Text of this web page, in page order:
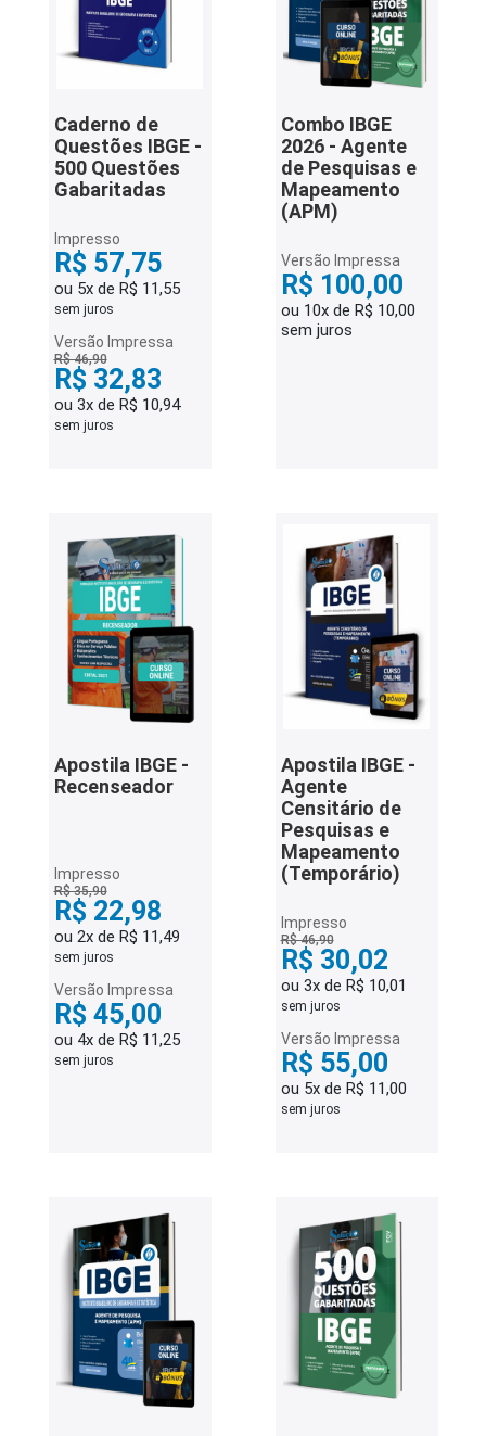
Caderno de
Questões IBGE -
500 Questões
Gabaritadas
Impresso
R$ 57,75
ou 5x de R$ 11,55
sem juros
Versão Impressa
R$ 46,90
R$ 32,83
ou 3x de R$ 10,94
sem juros
Combo IBGE
2026 - Agente
de Pesquisas e
Mapeamento
(APM)
Versão Impressa
R$ 100,00
ou 10x de R$ 10,00
sem juros
Apostila IBGE -
Recenseador
Impresso
R$ 35,90
R$ 22,98
ou 2x de R$ 11,49
sem juros
Versão Impressa
R$ 45,00
ou 4x de R$ 11,25
sem juros
Apostila IBGE -
Agente
Censitário de
Pesquisas e
Mapeamento
(Temporário)
Impresso
R$ 46,90
R$ 30,02
ou 3x de R$ 10,01
sem juros
Versão Impressa
R$ 55,00
ou 5x de R$ 11,00
sem juros